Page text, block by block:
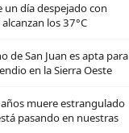
día despejado con
los 37°C
de San Juan es apta para
en la Sierra Oeste
muere estrangulado
pasando en nuestras